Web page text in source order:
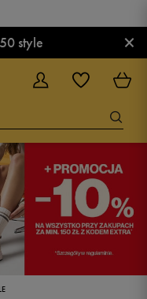
style ×